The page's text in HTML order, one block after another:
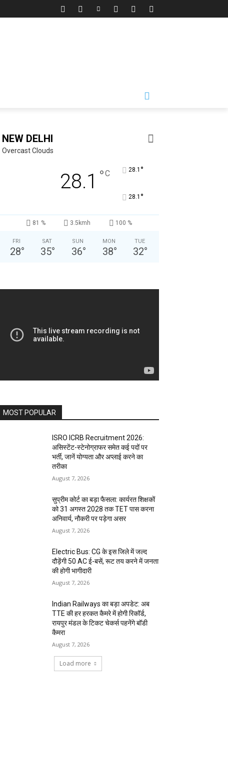
NEW DELHI
Overcast Clouds
28.1 °C 28.1 °
28.1 °
81 % 3.5kmh 100 %
FRI
28°
SAT
35°
SUN
36°
MON
38°
TUE
32°
MOST POPULAR
ISRO ICRB Recruitment 2026:
असिस्टेंट-स्टेनोग्राफर समेत कई पदों पर
भर्ती, जानें योग्यता और अप्लाई करने का
तरीका
August 7, 2026
सुप्रीम कोर्ट का बड़ा फैसला: कार्यरत शिक्षकों
को 31 अगस्त 2028 तक TET पास करना
अनिवार्य, नौकरी पर पड़ेगा असर
August 7, 2026
Electric Bus: CG के इस जिले में जल्द
दौड़ेंगी 50 AC ई-बसें, रूट तय करने में जनता
की होगी भागीदारी
August 7, 2026
Indian Railways का बड़ा अपडेट: अब
TTE की हर हरकत कैमरे में होगी रिकॉर्ड,
रायपुर मंडल के टिकट चेकर्स पहनेंगे बॉडी
कैमरा
August 7, 2026
Load more